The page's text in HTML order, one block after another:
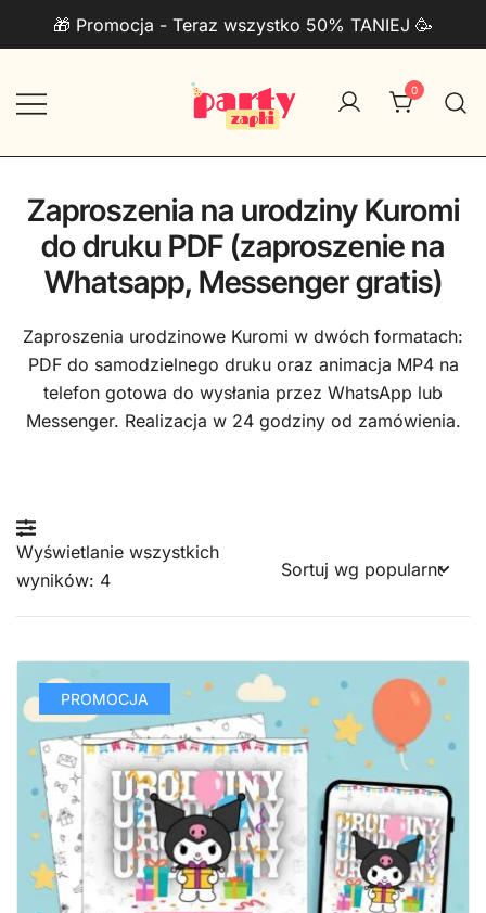
Przejdź
🎁 Promocja - Teraz wszystko 50% TANIEJ 🥳
PartyZAPKI
0
Zaproszenia na urodziny Kuromi
do druku PDF (zaproszenie na
Whatsapp, Messenger gratis)
Zaproszenia urodzinowe Kuromi w dwóch formatach:
PDF do samodzielnego druku oraz animacja MP4 na
telefon gotowa do wysłania przez WhatsApp lub
Messenger. Realizacja w 24 godziny od zamówienia.
Wyświetlanie wszystkich
wyników: 4Posortowane
PROMOCJA